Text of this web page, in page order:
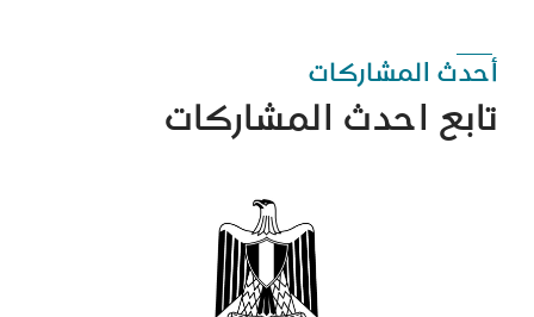
أحدث المشاركات
تابع احدث المشاركات